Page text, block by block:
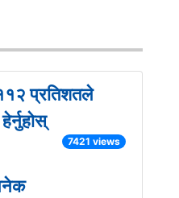
प्रतिशतले
7421 views